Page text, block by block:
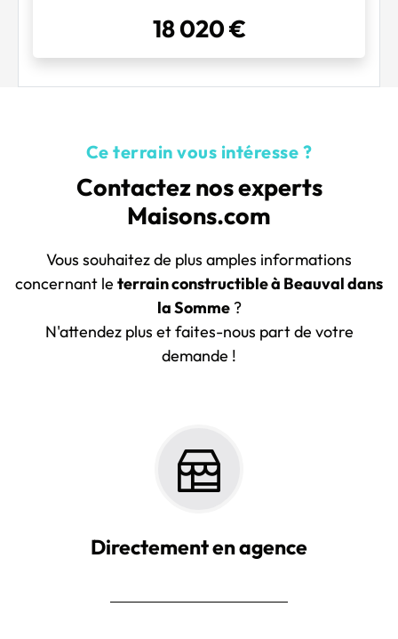
18 020 €
Ce terrain vous intéresse ?
Contactez nos experts
Maisons.com
Vous souhaitez de plus amples informations
concernant le terrain constructible à Beauval dans
la Somme?
N'attendez plus et faites-nous part de votre
demande !
Directement en agence